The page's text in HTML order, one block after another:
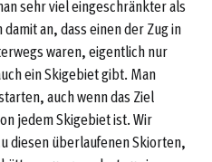
sehr viel eingeschränkter als
an, dass einen der Zug in
waren, eigentlich nur
ein Skigebiet gibt. Man
auch wenn das Ziel
jedem Skigebiet ist. Wir
diesen überlaufenen Skiorten,